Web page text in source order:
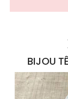
BIJOU